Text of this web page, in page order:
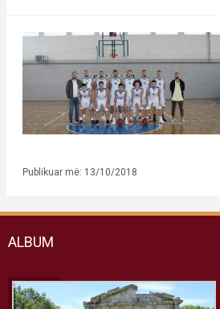
Publikuar më: 13/10/2018
ALBUM